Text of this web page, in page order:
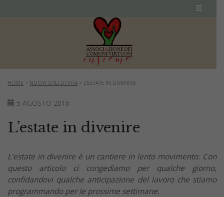
HOME > NUOVI STILI DI VITA > L’ESTATE IN DIVENIRE
5 AGOSTO 2016
L’estate in divenire
L’estate in divenire è un cantiere in lento movimento. Con
questo articolo ci congediamo per qualche giorno,
confidandovi qualche anticipazione del lavoro che stiamo
programmando per le prossime settimane.